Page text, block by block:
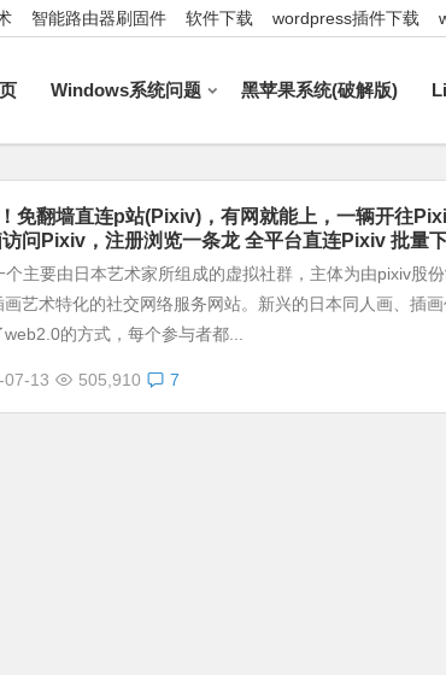
智能路由器刷固件 软件下载 wordpress插件下载
Windows系统问题 黑苹果系统(破解版)
免翻墙直连p站(Pixiv)，有网就能上，一辆开往
问Pixiv，注册浏览一条龙 全平台直连Pixiv 批量
个主要由日本艺术家所组成的虚拟社群，主体为由pixiv股
画艺术特化的社交网络服务网站。新兴的日本同人画、插
的方式，每个参与者都...
07-13 505,910 7